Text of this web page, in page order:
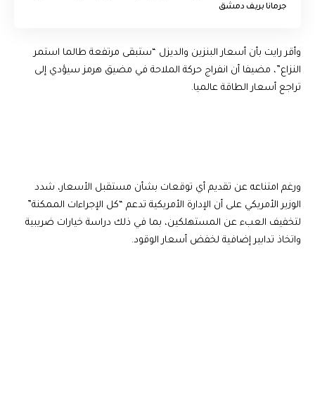
جرمانا بريف دمشق
وأقر رايت بأن أسعار البنزين والديزل “ستبقى مرتفعة طالما استمر
النزاع”، مضيفا أن انفراج حركة الملاحة في مضيق هرمز سيؤدي إلى
تراجع أسعار الطاقة عالميا.
ورغم امتناعه عن تقديم أي توقعات بشأن مستقبل الأسعار، شدد
الوزير الأمريكي على أن الإدارة الأمريكية تدعم “كل الإجراءات الممكنة”
لتخفيف العبء عن المستهلكين، بما في ذلك دراسة خيارات ضريبية
واتخاذ تدابير إضافية لخفض أسعار الوقود.